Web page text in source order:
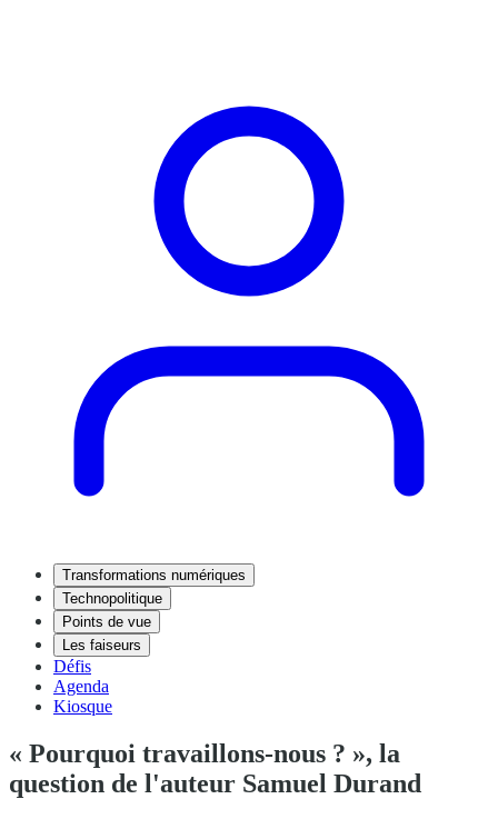
Transformations numériques
Technopolitique
Points de vue
Les faiseurs
Défis
Agenda
Kiosque
« Pourquoi travaillons-nous ? », la
question de l'auteur Samuel Durand